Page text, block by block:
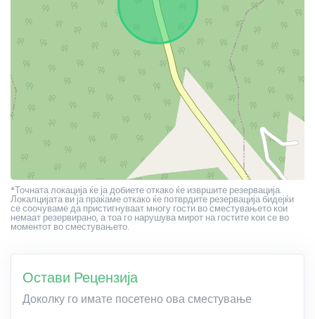
*Точната локација ќе ја добиете откако ќе извршите резервација.
Локалцијата ви ја праќаме откако ќе потврдите резервација бидејќи
се соочуваме да пристигнуваат многу гости во сместувањето кои
немаат резервирано, а тоа го нарушува мирот на гостите кои се во
моментот во сместувањето.
Остави Рецензија
Доколку го имате посетено ова сместување